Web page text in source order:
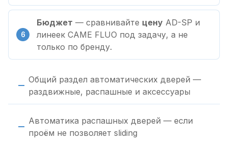
Бюджет — сравнивайте цену AD-SP и
линеек CAME FLUO под задачу, а не
только по бренду.
Общий раздел автоматических дверей —
раздвижные, распашные и аксессуары
Автоматика распашных дверей — если
проём не позволяет sliding